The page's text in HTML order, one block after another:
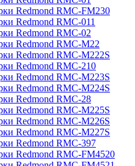
Redmond RMC-FM230
Redmond RMC-011
Redmond RMC-02
Redmond RMC-M22
Redmond RMC-M222S
Redmond RMC-210
Redmond RMC-M223S
Redmond RMC-M224S
Redmond RMC-28
Redmond RMC-M225S
Redmond RMC-M226S
Redmond RMC-M227S
Redmond RMC-397
Redmond RMC-FM4520